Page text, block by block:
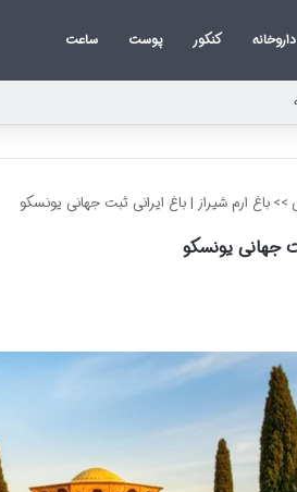
داروخانه کنکور پوست ساعت
>> باغ ارم شیراز | باغ ایرانی ثبت جهانی یونسکو
جهانی یونسکو